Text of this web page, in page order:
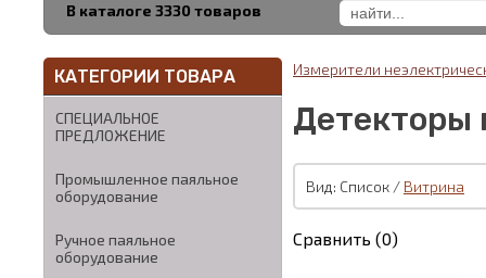
В каталоге 3330 товаров
КАТЕГОРИИ ТОВАРА
СПЕЦИАЛЬНОЕ
ПРЕДЛОЖЕНИЕ
Промышленное паяльное
оборудование
Ручное паяльное
оборудование
Измерители
Детекторы
Вид: Список / Витрина
Сравнить (0)